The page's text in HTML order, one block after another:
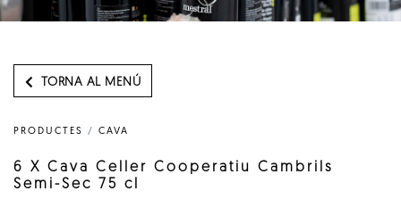
TORNA AL MENÚ
PRODUCTES / CAVA
6 X Cava Celler Cooperatiu Cambrils
Semi-Sec 75 cl
EL NOSTRE OLI
SELECCIONAR IDIOMA: